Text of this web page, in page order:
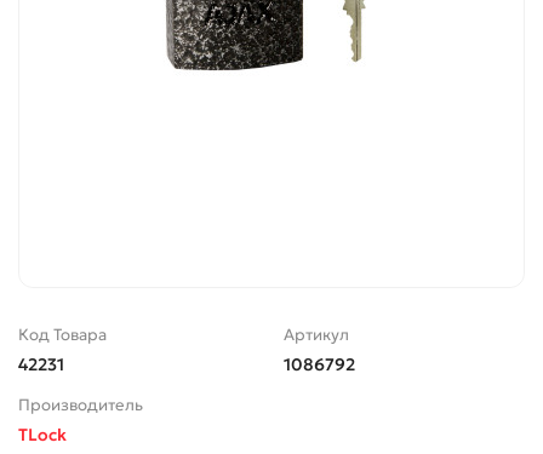
Код Товара
42231
Артикул
1086792
Производитель
TLock